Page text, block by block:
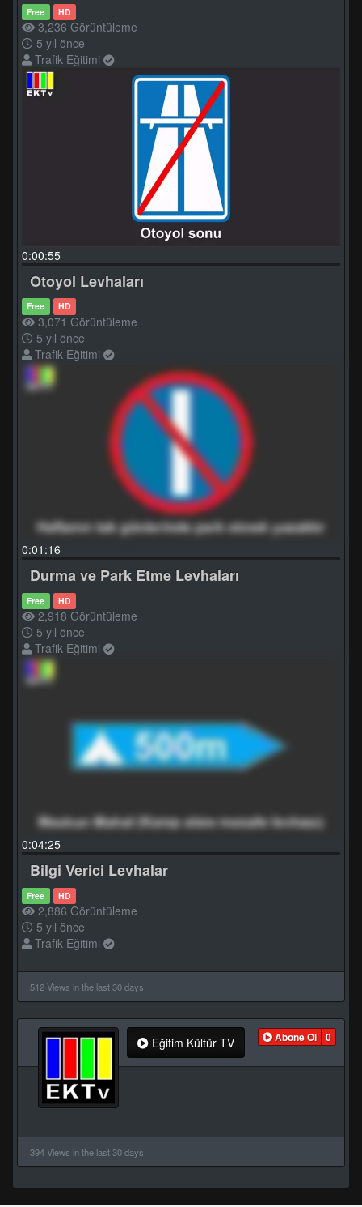
Free HD
3,236 Görüntüleme
5 yıl önce
Trafik Eğitimi
0:00:55
Otoyol Levhaları
Free HD
3,071 Görüntüleme
5 yıl önce
Trafik Eğitimi
0:01:16
Durma ve Park Etme Levhaları
Free HD
2,918 Görüntüleme
5 yıl önce
Trafik Eğitimi
0:04:25
Bilgi Verici Levhalar
Free HD
2,886 Görüntüleme
5 yıl önce
Trafik Eğitimi
512 Views in the last 30 days
Eğitim Kültür TV Abone Ol 0
394 Views in the last 30 days